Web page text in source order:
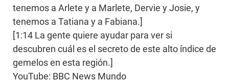
tenemos a Arlete y a Marlete, Dervie y Josie, y
tenemos a Tatiana y a Fabiana.]
[1:14 La gente quiere ayudar para ver si
descubren cuál es el secreto de este alto índice de
gemelos en esta región.]
YouTube: BBC News Mundo